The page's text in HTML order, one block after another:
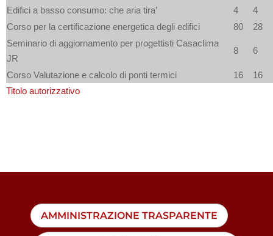
Edifici a basso consumo: che aria tira’
4
4
Corso per la certificazione energetica degli edifici
80
28
Seminario di aggiornamento per progettisti Casaclima
JR
8 6
Corso Valutazione e calcolo di ponti termici 16
16
Titolo autorizzativo
AMMINISTRAZIONE TRASPARENTE